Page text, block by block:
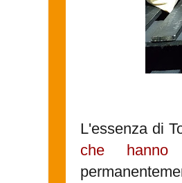
L'essenza di
che hanno